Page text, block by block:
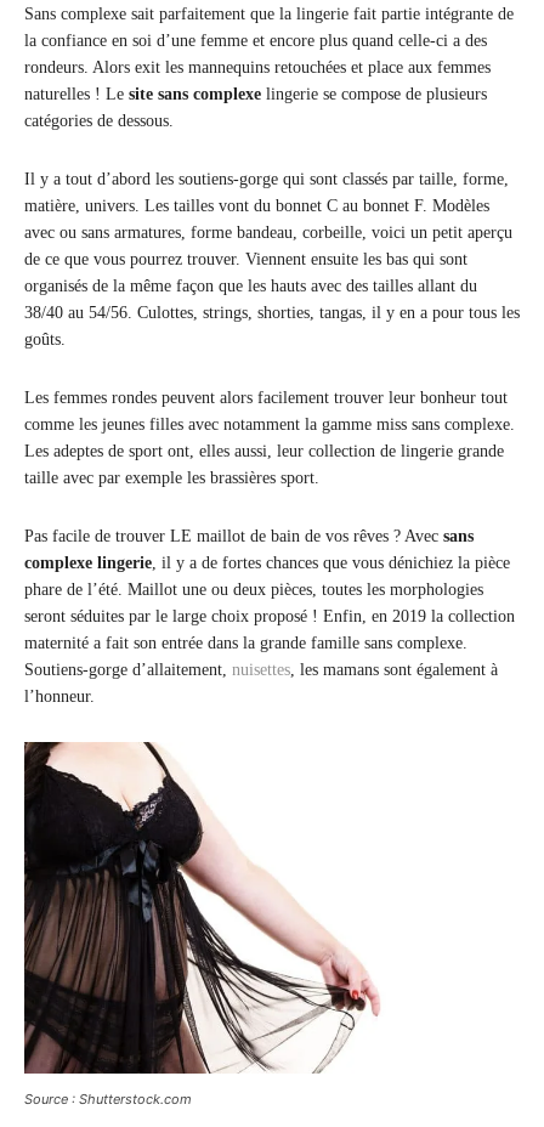
Sans complexe sait parfaitement que la lingerie fait partie intégrante de
la confiance en soi d’une femme et encore plus quand celle-ci a des
rondeurs. Alors exit les mannequins retouchées et place aux femmes
naturelles ! Le site sans complexe lingerie se compose de plusieurs
catégories de dessous.
Il y a tout d’abord les soutiens-gorge qui sont classés par taille, forme,
matière, univers. Les tailles vont du bonnet C au bonnet F. Modèles
avec ou sans armatures, forme bandeau, corbeille, voici un petit aperçu
de ce que vous pourrez trouver. Viennent ensuite les bas qui sont
organisés de la même façon que les hauts avec des tailles allant du
38/40 au 54/56. Culottes, strings, shorties, tangas, il y en a pour tous les
goûts.
Les femmes rondes peuvent alors facilement trouver leur bonheur tout
comme les jeunes filles avec notamment la gamme miss sans complexe.
Les adeptes de sport ont, elles aussi, leur collection de lingerie grande
taille avec par exemple les brassières sport.
Pas facile de trouver LE maillot de bain de vos rêves ? Avec sans
complexe lingerie, il y a de fortes chances que vous dénichiez la pièce
phare de l’été. Maillot une ou deux pièces, toutes les morphologies
seront séduites par le large choix proposé ! Enfin, en 2019 la collection
maternité a fait son entrée dans la grande famille sans complexe.
Soutiens-gorge d’allaitement, nuisettes, les mamans sont également à
l’honneur.
Source : Shutterstock.com